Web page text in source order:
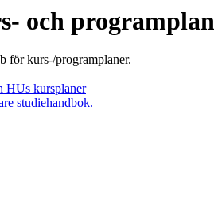
och
för kurs-/programplaner.
HUs kursplaner
studiehandbok.